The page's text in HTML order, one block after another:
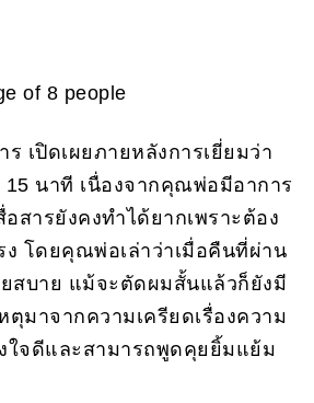
เปิดเผยภายหลังการเยี่ยมว่า
15 นาที เนื่องจากคุณพ่อมีอาการ
สารยังคงทำได้ยากเพราะต้อง
โดยคุณพ่อเล่าว่าเมื่อคืนที่ผ่าน
สบาย แม้จะตัดผมสั้นแล้วก็ยังมี
ตุมาจากความเครียดเรื่องความ
ใจดีและสามารถพูดคุยยิ้มแย้ม